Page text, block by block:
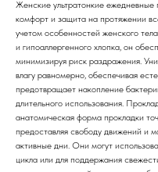
Женские ультратонкие ежедневные
комфорт и защита на протяжении
учетом особенностей женского
и гипоаллергенного хлопка, он
минимизируя риск раздражения.
влагу равномерно, обеспечивая
предотвращает накопление
длительного использования.
анатомическая форма прокладки
предоставляя свободу движений и
активные дни. Они могут
цикла или для поддержания